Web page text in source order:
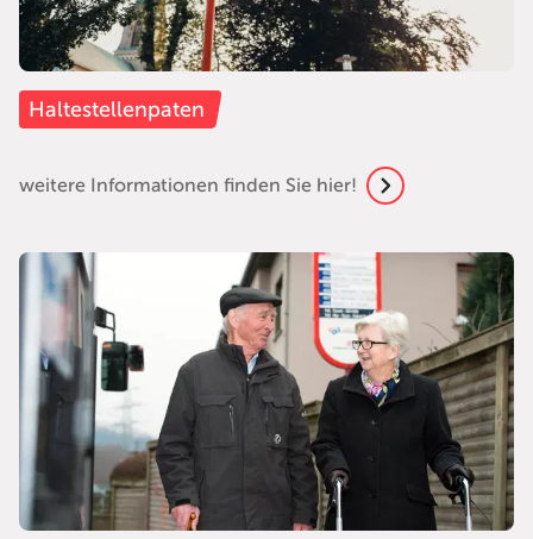
Haltestellenpaten
weitere Informationen finden Sie hier!